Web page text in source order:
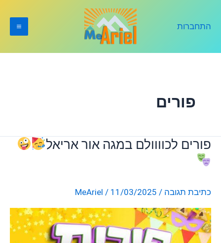
התחברות
פורים
פורים לכוווולם במגה אור אריאל
כתיבת תגובה /
MeAriel / 11/03/2025
פורים
לכוווולם
אריאל